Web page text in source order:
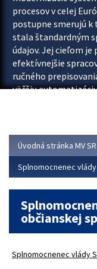
procesov v celej
postupne smerujú
stala štandardným
údajov. Jej cieľom
efektívnejšie
ručného
väčšiu
fakturácia preto
Úvodná stránka MV SR
Splnomocnenec
občianskej
Splnomocnenec vlády